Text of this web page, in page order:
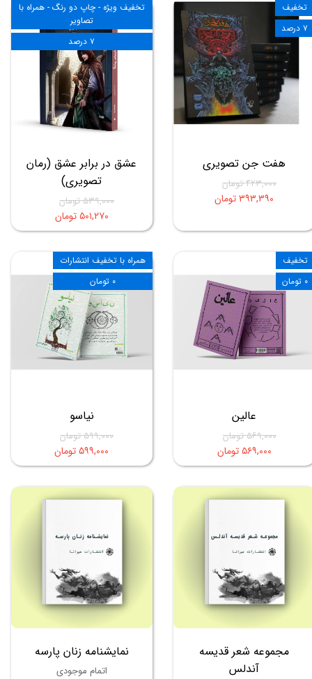
هفت جن تصویری
۴۲۳,۰۰۰ تومان
۳۹۳,۳۹۰ تومان
تخفیف
۷ درصد
عشق در برابر عشق (رمان
تصویری)
۵۳۹,۰۰۰ تومان
۵۰۱,۲۷۰ تومان
تخفیف ویژه - چاپ دو رنگ - همراه با
تصاویر
۷ درصد
عالین
۵۶۹,۰۰۰ تومان
۵۶۹,۰۰۰ تومان
تخفیف
۰ تومان
نیاسو
۵۹۹,۰۰۰ تومان
۵۹۹,۰۰۰ تومان
همراه با تخفیف انتشارات
۰ تومان
مجموعه شعر قدیسه
آندلس
نمایشنامه زنان پارسه
اتمام موجودی